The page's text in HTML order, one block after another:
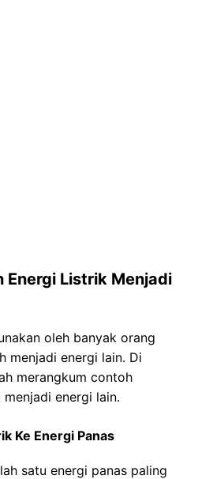
Energi Listrik Menjadi
oleh banyak orang
menjadi energi lain. Di
merangkum contoh
energi lain.
Ke Energi Panas
satu energi panas paling